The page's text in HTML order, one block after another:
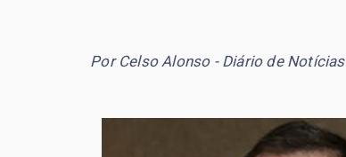
Por Celso Alonso - Diário de Notícias